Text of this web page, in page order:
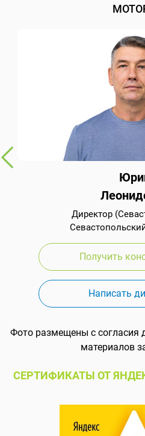
Директор
Получить
Написать
Фото размещены с согласия
материалов
СЕРТИФИКАТЫ ОТ